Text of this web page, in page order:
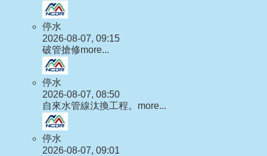
停水
2026-08-07, 09:15
破管搶修more...
停水
2026-08-07, 08:50
自來水管線汰換工程。 more...
停水
2026-08-07, 09:01